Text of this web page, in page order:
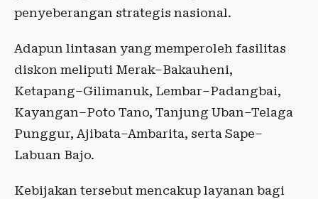
penyeberangan strategis nasional.
Adapun lintasan yang memperoleh fasilitas
diskon meliputi Merak–Bakauheni,
Ketapang–Gilimanuk, Lembar–Padangbai,
Kayangan–Poto Tano, Tanjung Uban–Telaga
Punggur, Ajibata–Ambarita, serta Sape–
Labuan Bajo.
Kebijakan tersebut mencakup layanan bagi